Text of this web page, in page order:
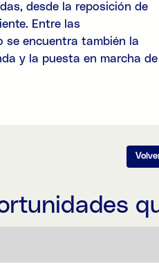
desde la reposición de
Entre las
se encuentra también la
y la puesta en marcha de